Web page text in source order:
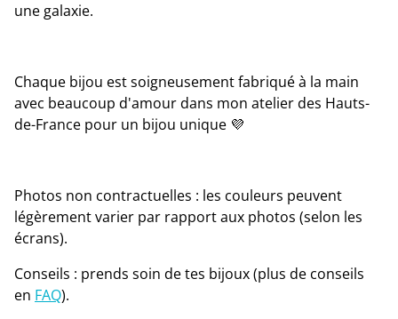
une galaxie.
Chaque bijou est soigneusement fabriqué à la main
avec beaucoup d'amour dans mon atelier des Hauts-
de-France pour un bijou unique 💜
Photos non contractuelles : les couleurs peuvent
légèrement varier par rapport aux photos (selon les
écrans).
Conseils : prends soin de tes bijoux (plus de conseils
en FAQ).